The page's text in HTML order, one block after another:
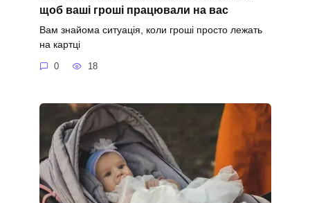
щоб ваші гроші працювали на вас
Вам знайома ситуація, коли гроші просто лежать
на картці
0 18